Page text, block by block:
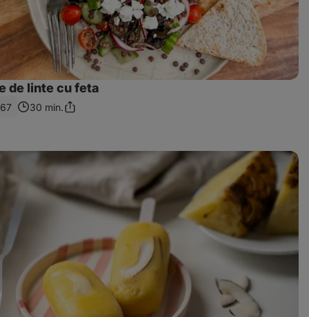
de linte cu feta
30 min.Distribuie